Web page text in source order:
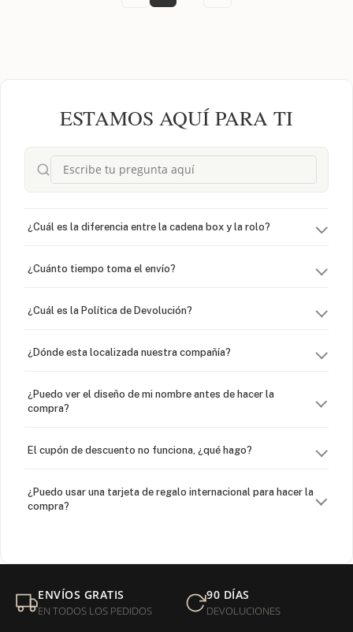
ESTAMOS AQUÍ PARA TI
¿Cuál es la diferencia entre la cadena box y la rolo?
¿Cuánto tiempo toma el envío?
¿Cuál es la Política de Devolución?
¿Dónde esta localizada nuestra compañía?
¿Puedo ver el diseño de mi nombre antes de hacer la
compra?
El cupón de descuento no funciona, ¿qué hago?
¿Puedo usar una tarjeta de regalo internacional para hacer la
compra?
Mi orden fue devuelta por USPS, ¿qué hago para que sea
entregada?
ENVÍOS GRATIS
EN TODOS LOS PEDIDOS
90 DÍAS
DEVOLUCIONES